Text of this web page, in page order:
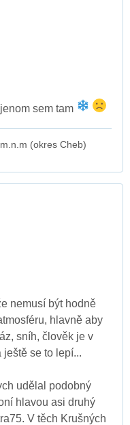
sem tam
(okres Cheb)
nemusí být hodně
hlavně aby
sníh, člověk je v
ještě se to lepí...
udělal podobný
hlavou asi druhý
V těch Krušných